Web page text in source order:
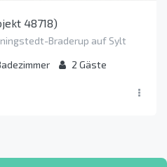
48718)
Braderup auf Sylt
2 Gäste